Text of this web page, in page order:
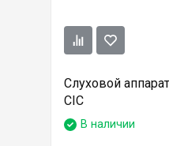
Слуховой
CIC
В наличии